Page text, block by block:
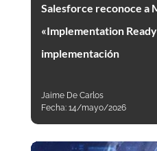
Salesforce reconoce a
«Implementation
implementación
Jaime De Carlos
Fecha: 14/mayo/2026